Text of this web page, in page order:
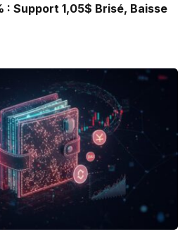
: Support 1,05$ Brisé, Baisse